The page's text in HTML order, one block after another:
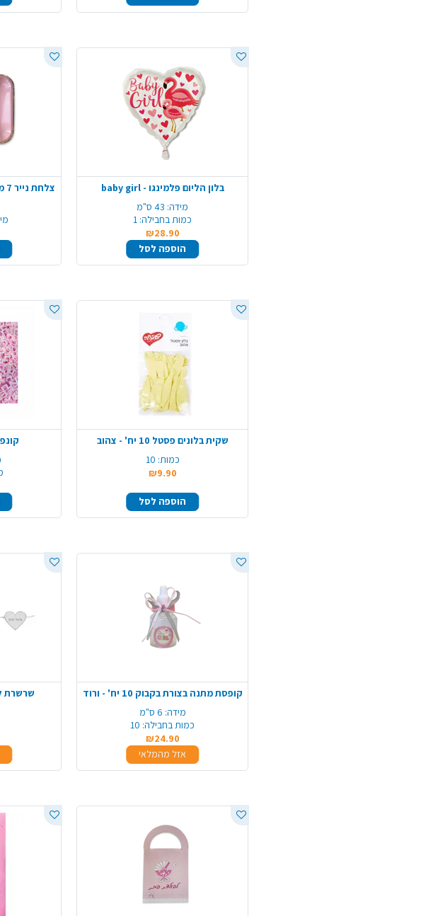
בלון הליום פלמינגו - baby girl
מידה: 43 ס"מ
כמות בחבילה: 1
₪28.90
הוספה לסל
צלחת נייר 7 מזל טוב 10 יח' - ורוד עתיק
שקית בלונים פסטל 10 יח' - צהוב
כמות: 10
₪9.90
הוספה לסל
קופסת מתנה בצורת בקבוק 10 יח' - ורוד
מידה: 6 ס"מ
כמות בחבילה: 10
₪24.90
אזל מהמלאי
שרשרת